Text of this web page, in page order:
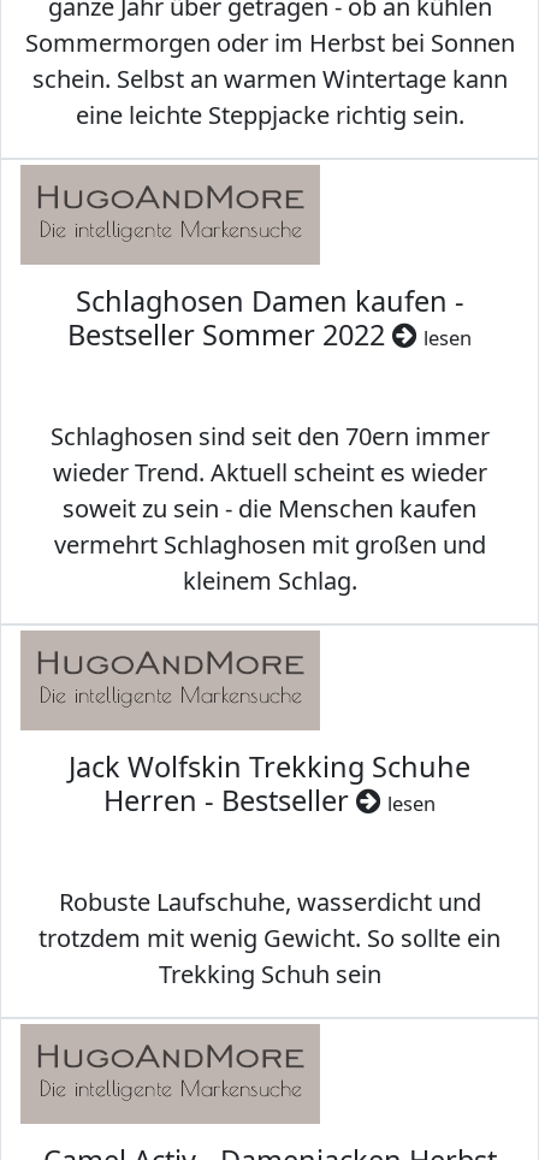
ganze Jahr über getragen - ob an kühlen
Sommermorgen oder im Herbst bei Sonnen
schein. Selbst an warmen Wintertage kann
eine leichte Steppjacke richtig sein.
Schlaghosen Damen kaufen -
Bestseller Sommer 2022
lesen
Schlaghosen sind seit den 70ern immer
wieder Trend. Aktuell scheint es wieder
soweit zu sein - die Menschen kaufen
vermehrt Schlaghosen mit großen und
kleinem Schlag.
Jack Wolfskin Trekking Schuhe
Herren - Bestseller
lesen
Robuste Laufschuhe, wasserdicht und
trotzdem mit wenig Gewicht. So sollte ein
Trekking Schuh sein